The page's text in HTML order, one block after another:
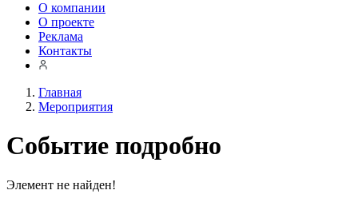
О компании
О проекте
Реклама
Контакты
Главная
Мероприятия
Событие подробно
Элемент не найден!